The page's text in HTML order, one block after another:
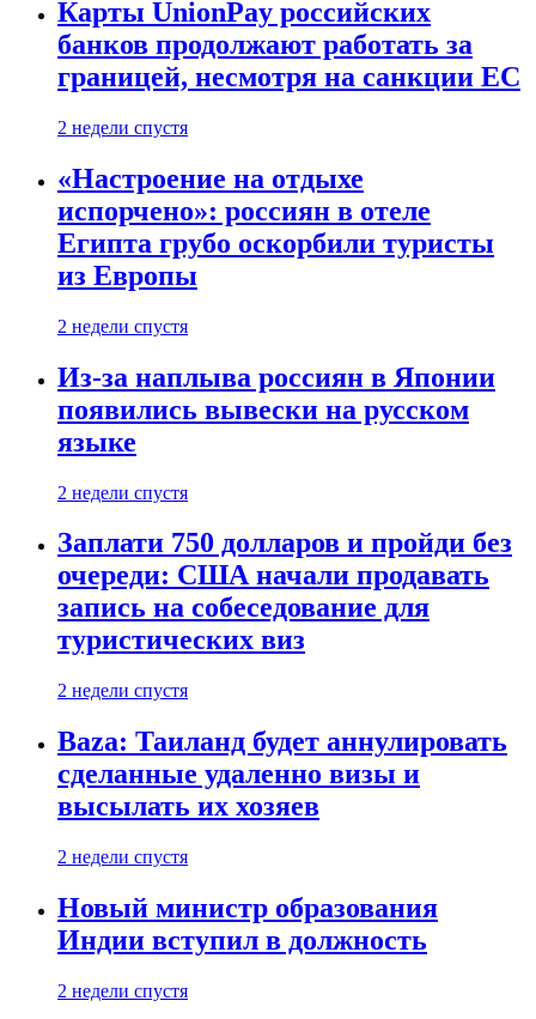
Карты UnionPay российских
банков продолжают работать за
границей, несмотря на санкции ЕС
2 недели спустя
«Настроение на отдыхе
испорчено»: россиян в отеле
Египта грубо оскорбили туристы
из Европы
2 недели спустя
Из-за наплыва россиян в Японии
появились вывески на русском
языке
2 недели спустя
Заплати 750 долларов и пройди без
очереди: США начали продавать
запись на собеседование для
туристических виз
2 недели спустя
Baza: Таиланд будет аннулировать
сделанные удаленно визы и
высылать их хозяев
2 недели спустя
Новый министр образования
Индии вступил в должность
2 недели спустя